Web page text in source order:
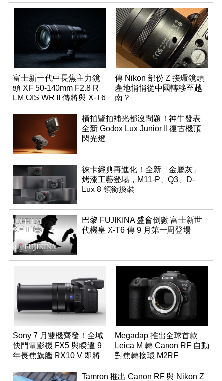
富士新一代中長焦主力鏡
頭 XF 50-140mm F2.8 R
LM OIS WR II 傳將與 X-T6
同步亮相
傳 Nikon 部份 Z 接環鏡頭
產地悄悄從中國轉移至越
南？
橫拍豎拍補光都沒問題！神牛發表
全新 Godox Lux Junior II 復古機頂
閃光燈
徠卡經典再進化！全新「金屬灰」
烤漆工藝登場，M11-P、Q3、D-
Lux 8 領銜換裝
巴黎 FUJIKINA 盛會倒數 富士新世
代機皇 X-T6 傳 9 月第一周登場
Sony 7 月雙機齊發！全域
快門電影機 FX5 與睽違 9
年長焦旗艦 RX10 V 即將
登場
Megadap 推出全球首款
Leica M 轉 Canon RF 自動
對焦轉接環 M2RF
Tamron 推出 Canon RF 與 Nikon Z